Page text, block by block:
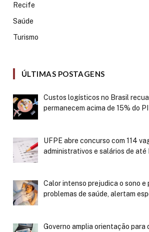
Recife
Saúde
Turismo
ÚLTIMAS POSTAGENS
Custos logísticos no Brasil
permanecem acima de 15% do
UFPE abre concurso com 114
administrativos e salários de até
Calor intenso prejudica o sono e
problemas de saúde, alertam
Governo amplia orientação para